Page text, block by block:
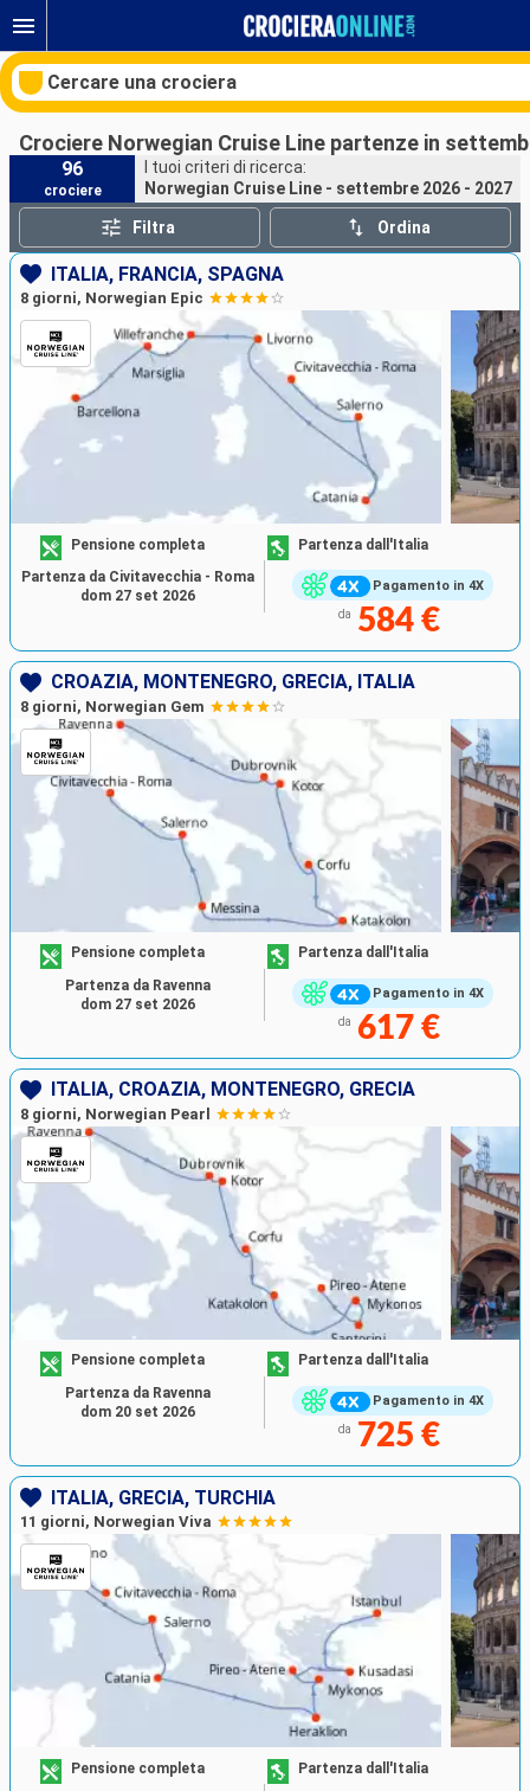
Cercare una crociera
Le nostre destinazioni
Mesi di partenza
Porti Compagnie
Ricerca
Crociere Norwegian Cruise Line partenze in
96
crociere
I tuoi criteri di ricerca:
Norwegian Cruise Line - settembre 2026 - 2027
Filtra Ordina
ITALIA, FRANCIA, SPAGNA
8 giorni, Norwegian Epic
Pagamento in 4X
Pensione completa Partenza dall'Italia
da 584 €
Partenza da Civitavecchia - Roma
dom 27 set 2026
CROAZIA, MONTENEGRO, GRECIA, ITALIA
8 giorni, Norwegian Gem
Pagamento in 4X
Pensione completa Partenza dall'Italia
da 617 €
Partenza da Ravenna
dom 27 set 2026
ITALIA, CROAZIA, MONTENEGRO, GRECIA
8 giorni, Norwegian Pearl
Pagamento in 4X
Pensione completa Partenza dall'Italia
da 725 €
Partenza da Ravenna
dom 20 set 2026
ITALIA, GRECIA, TURCHIA
11 giorni, Norwegian Viva
Pensione completa Partenza dall'Italia